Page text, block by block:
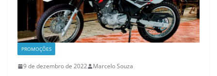
PROMOÇÕES
9 de dezembro de 2022 Marcelo Souza